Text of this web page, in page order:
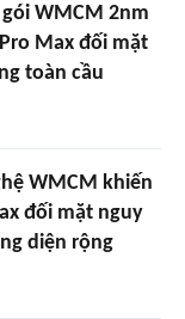
WMCM 2nm
Max đối mặt
toàn cầu
WMCM khiến
đối mặt nguy
diện rộng